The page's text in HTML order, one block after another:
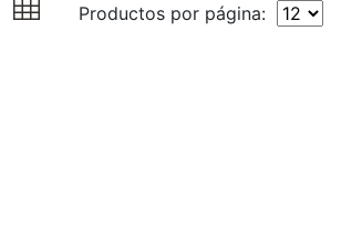
Productos por página: